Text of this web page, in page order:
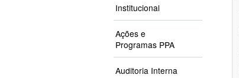
Institucional
Ações e
Programas PPA
Auditoria Interna